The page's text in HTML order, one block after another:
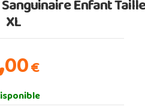
Enfant
XL
00€